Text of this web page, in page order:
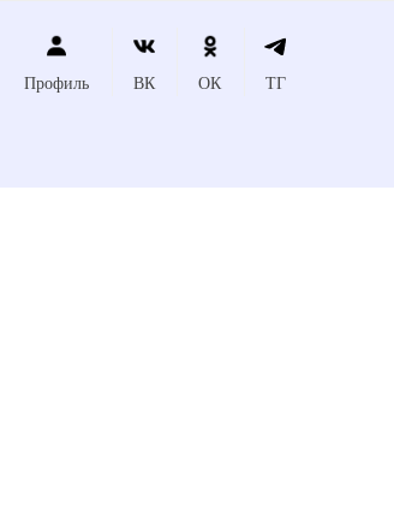
Профиль ВК ОК ТГ